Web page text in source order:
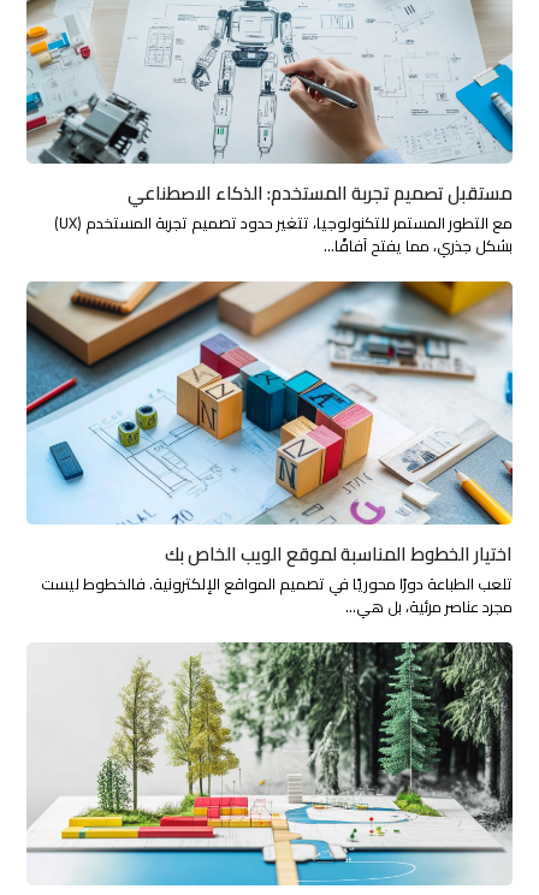
مستقبل تصميم تجربة المستخدم: الذكاء الاصطناعي
مع التطور المستمر للتكنولوجيا، تتغير حدود تصميم تجربة المستخدم (UX)
بشكل جذري، مما يفتح آفاقًا…
اختيار الخطوط المناسبة لموقع الويب الخاص بك
تلعب الطباعة دورًا محوريًا في تصميم المواقع الإلكترونية. فالخطوط ليست
مجرد عناصر مرئية، بل هي…